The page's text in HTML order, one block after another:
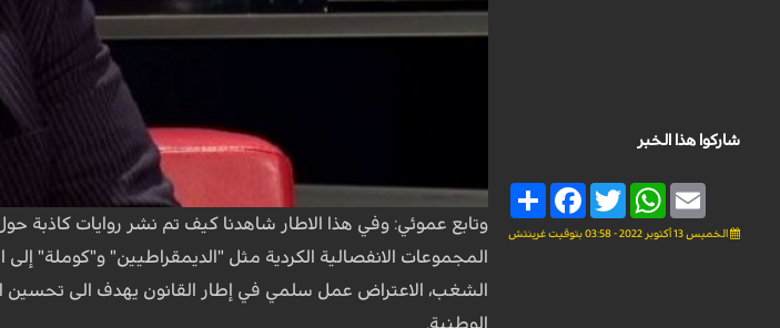
شاركوا هذا الخبر
Share
FacebookTwitter
WhatsAppEmail
الخميس 13 أكتوبر 2022 - 03:58 بتوقيت غرينتش
وتابع عموئي: وفي هذا الاطار شاهدنا كيف تم نشر روايات كاذبة
المجموعات الانفصالية الكردية مثل "الديمقراطيين" و"كوملة"
الشغب، الاعتراض عمل سلمي في إطار القانون يهدف الى تحسين
الوطنية.